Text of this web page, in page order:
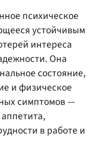
психическое
устойчивым
интереса
Она
состояние,
и физическое
симптомов —
в работе и